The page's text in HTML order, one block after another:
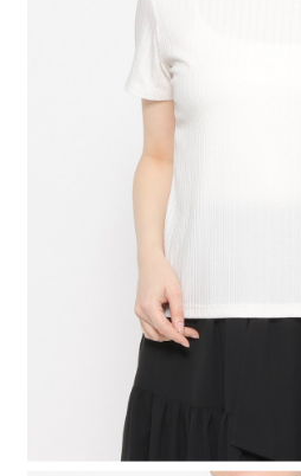
消。如遇「轉專審核」未通過狀況，表示
【繳款方式說明】
1.分期款項不併入電信帳單，「大哥付你
2.透過簡訊連結打開帳單後，可選擇「超
帳／街口支付／iPASS MONEY」等通路繳
1.本服務係由「台灣大哥大股份有限公司
用戶於交易時，得透過本服務購買商品或
買賣價金債權讓與本公司後，依約使用本公
2.基於同意付款使用「大哥付你分期」之
資料（包含姓名、電話或地址）提供予台
由本公司與您本人進行分期帳單所需資料之
3.完整用戶服務條款，請詳閱以下連結：
１．簡單：不需註冊會員、不需綁卡、不需
２．便利：只要手機號碼，簡訊認證，即可
３．安心：先確認商品／服務後，再付款。
【「AFTEE先享後付」結帳流程】
１．於結帳方式選擇「AFTEE先享後付」
結帳頁面，進行簡訊認證並確認金額後，即
２．訂單成立數日內，您將收到繳費通知簡
３．收到繳費通知簡訊後14天內，點擊此
ATM／網路銀行／等多元方式進行付款，
※ 請注意：結帳手續完成當下不需立刻繳
購買商品的店家。未經商家同意取消之訂
後付繳納相關費用。
※ 交易是否成功請以「AFTEE先享後付 」
是否繳費成功／繳費後需取消欲退款等相
https://
１．透過由恩沛科技股份有限公司提供之
易，需依本服務之必要範圍內提供個人資
權轉讓予恩沛科技股份有限公司。
每筆NT$80，滿NT$1,500(含以上)免運
每筆NT$80，滿NT$1,500(含以上)免運
每筆NT$80，滿NT$1,500(含以上)免運
每筆NT$80，滿NT$1,500(含以上)免運
每筆NT$80，滿NT$1,500(含以上)免運